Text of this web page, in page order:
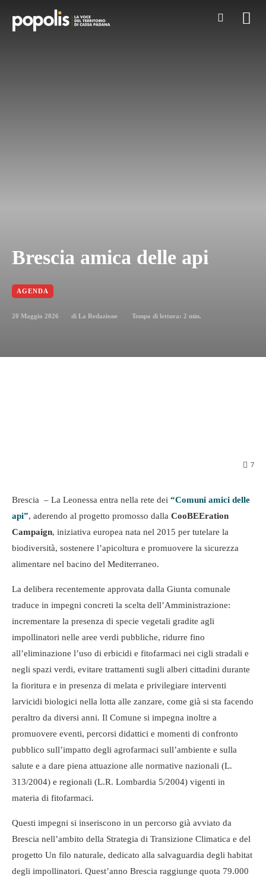
Brescia amica delle api
AGENDA
20 Maggio 2026 di La Redazione Tempo di lettura: 2 min.
7
Brescia – La Leonessa entra nella rete dei “Comuni amici delle
api”, aderendo al progetto promosso dalla CooBEEration
Campaign, iniziativa europea nata nel 2015 per tutelare la
biodiversità, sostenere l’apicoltura e promuovere la sicurezza
alimentare nel bacino del Mediterraneo.
La delibera recentemente approvata dalla Giunta comunale
traduce in impegni concreti la scelta dell’Amministrazione:
incrementare la presenza di specie vegetali gradite agli
impollinatori nelle aree verdi pubbliche, ridurre fino
all’eliminazione l’uso di erbicidi e fitofarmaci nei cigli stradali e
negli spazi verdi, evitare trattamenti sugli alberi cittadini durante
la fioritura e in presenza di melata e privilegiare interventi
larvicidi biologici nella lotta alle zanzare, come già si sta facendo
peraltro da diversi anni. Il Comune si impegna inoltre a
promuovere eventi, percorsi didattici e momenti di confronto
pubblico sull’impatto degli agrofarmaci sull’ambiente e sulla
salute e a dare piena attuazione alle normative nazionali (L.
313/2004) e regionali (L.R. Lombardia 5/2004) vigenti in
materia di fitofarmaci.
Questi impegni si inseriscono in un percorso già avviato da
Brescia nell’ambito della Strategia di Transizione Climatica e del
progetto Un filo naturale, dedicato alla salvaguardia degli habitat
degli impollinatori. Quest’anno Brescia raggiunge quota 79.000